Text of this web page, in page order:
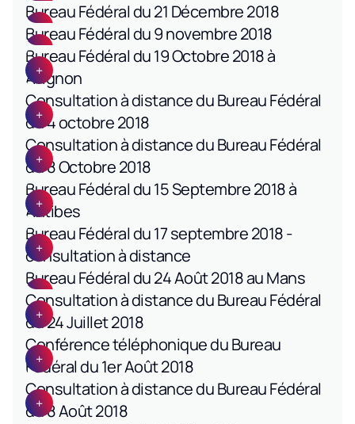
Bureau Fédéral du 21 Décembre 2018
Bureau Fédéral du 9 novembre 2018
Bureau Fédéral du 19 Octobre 2018 à
Avignon
Consultation à distance du Bureau Fédéral
du 4 octobre 2018
Consultation à distance du Bureau Fédéral
du 8 Octobre 2018
Bureau Fédéral du 15 Septembre 2018 à
Antibes
Bureau Fédéral du 17 septembre 2018 -
consultation à distance
Bureau Fédéral du 24 Août 2018 au Mans
Consultation à distance du Bureau Fédéral
du 24 Juillet 2018
Conférence téléphonique du Bureau
Fédéral du 1er Août 2018
Consultation à distance du Bureau Fédéral
du 8 Août 2018